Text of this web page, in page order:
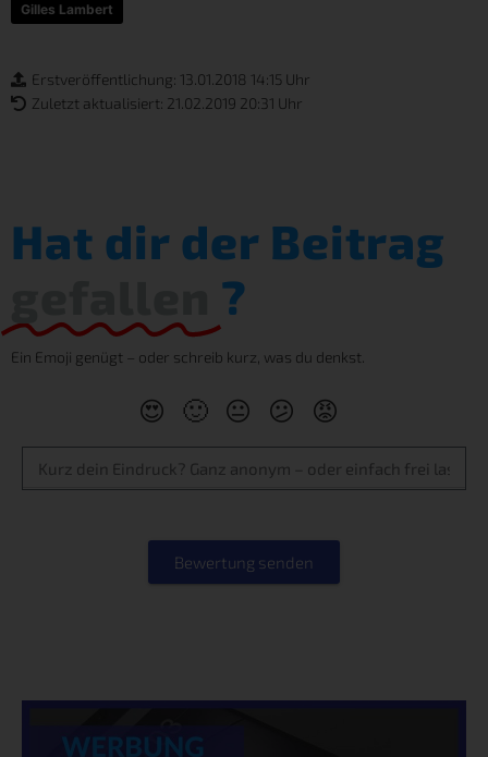
Gilles Lambert
Erstveröffentlichung: 13.01.2018 14:15 Uhr
Zuletzt aktualisiert: 21.02.2019 20:31 Uhr
Hat dir der Beitrag
?
Ein Emoji genügt – oder schreib kurz, was du denkst.
😍 🙂 😐 😕 😡
Bewertung senden